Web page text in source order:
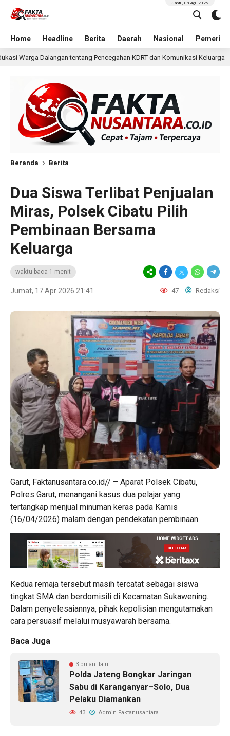
Home Headline Berita Daerah Nasional
Sabtu, 08 Agu 2026
KDRT dan Komunikasi Keluarga 21 jam lalu KKN Undip
Beranda Berita
Dua Siswa Terlibat Penjualan
Miras, Polsek Cibatu Pilih
Pembinaan Bersama
Keluarga
waktu baca 1 menit
Jumat, 17 Apr 2026 21:41 47 Redaksi
Garut, Faktanusantara.co.id// – Aparat Polsek Cibatu,
Polres Garut, menangani kasus dua pelajar yang
tertangkap menjual minuman keras pada Kamis
(16/04/2026) malam dengan pendekatan pembinaan.
Kedua remaja tersebut masih tercatat sebagai siswa
tingkat SMA dan berdomisili di Kecamatan Sukawening.
Dalam penyelesaiannya, pihak kepolisian mengutamakan
cara persuasif melalui musyawarah bersama.
Baca Juga
3 bulan lalu
Polda Jateng Bongkar Jaringan
Sabu di Karanganyar–Solo, Dua
Pelaku Diamankan
43 Admin Faktanusantara